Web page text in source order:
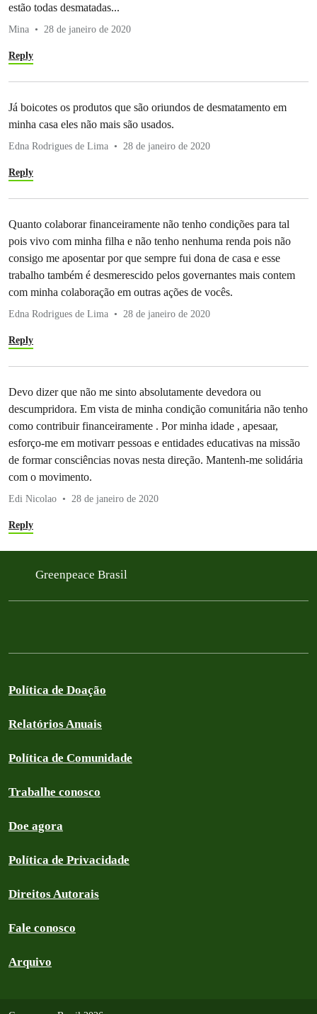
estão todas desmatadas...
Mina 28 de janeiro de 2020
Reply
Já boicotes os produtos que são oriundos de desmatamento em
minha casa eles não mais são usados.
Edna Rodrigues de Lima 28 de janeiro de 2020
Reply
Quanto colaborar financeiramente não tenho condições para tal
pois vivo com minha filha e não tenho nenhuma renda pois não
consigo me aposentar por que sempre fui dona de casa e esse
trabalho também é desmerescido pelos governantes mais contem
com minha colaboração em outras ações de vocês.
Edna Rodrigues de Lima 28 de janeiro de 2020
Reply
Devo dizer que não me sinto absolutamente devedora ou
descumpridora. Em vista de minha condição comunitária não tenho
como contribuir financeiramente . Por minha idade , apesaar,
esforço-me em motivarr pessoas e entidades educativas na missão
de formar consciências novas nesta direção. Mantenh-me solidária
com o movimento.
Edi Nicolao 28 de janeiro de 2020
Reply
Greenpeace Brasil
Política de Doação
Relatórios Anuais
Política de Comunidade
Trabalhe conosco
Doe agora
Política de Privacidade
Direitos Autorais
Fale conosco
Arquivo